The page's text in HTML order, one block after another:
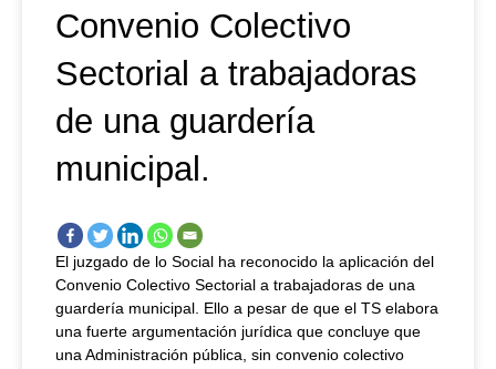
Convenio Colectivo
Sectorial a trabajadoras
de una guardería
municipal.
El juzgado de lo Social ha reconocido la aplicación del
Convenio Colectivo Sectorial a trabajadoras de una
guardería municipal. Ello a pesar de que el TS elabora
una fuerte argumentación jurídica que concluye que
una Administración pública, sin convenio colectivo